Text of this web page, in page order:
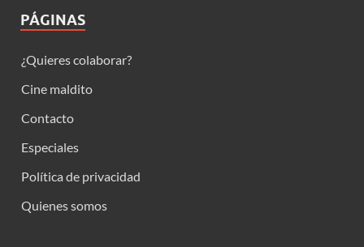
PÁGINAS
¿Quieres colaborar?
Cine maldito
Contacto
Especiales
Política de privacidad
Quienes somos